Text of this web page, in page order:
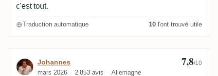
c'est tout.
Traduction automatique 10 l'ont trouvé utile
Avis de Johannes
Johannes
mars 2026 2 853 avis Allemagne
7,8/10